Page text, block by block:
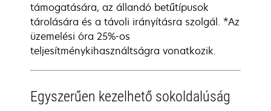
támogatására, az állandó betűtípusok
tárolására és a távoli irányításra szolgál. *Az
üzemelési óra 25%-os
teljesítménykihasználtságra vonatkozik.
Egyszerűen kezelhető sokoldalúság